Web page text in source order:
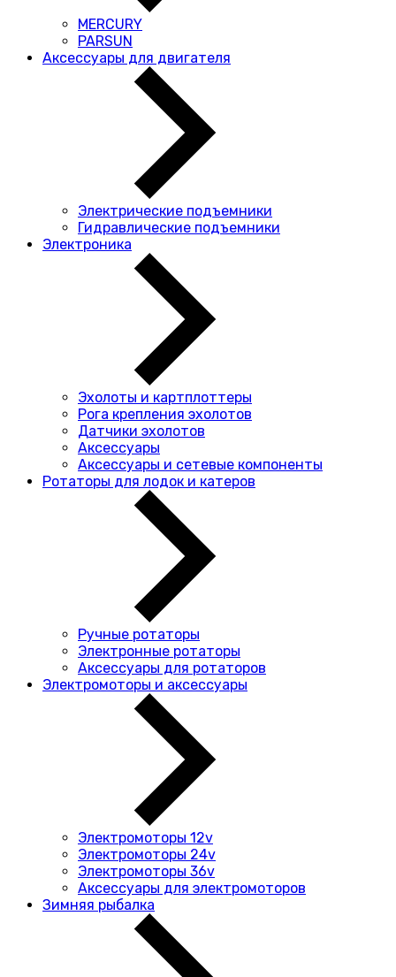
MERCURY
PARSUN
Аксессуары для двигателя
Электрические подъемники
Гидравлические подъемники
Электроника
Эхолоты и картплоттеры
Рога крепления эхолотов
Датчики эхолотов
Аксессуары
Аксессуары и сетевые компоненты
Ротаторы для лодок и катеров
Ручные ротаторы
Электронные ротаторы
Аксессуары для ротаторов
Электромоторы и аксессуары
Электромоторы 12v
Электромоторы 24v
Электромоторы 36v
Аксессуары для электромоторов
Зимняя рыбалка